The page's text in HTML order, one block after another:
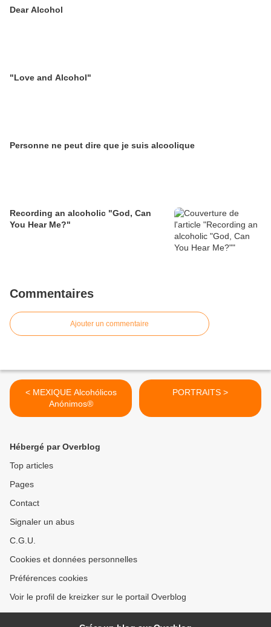
Dear Alcohol
"Love and Alcohol"
Personne ne peut dire que je suis alcoolique
Recording an alcoholic "God, Can
You Hear Me?"
Commentaires
Ajouter un commentaire
< MEXIQUE Alcohólicos
Anónimos®
PORTRAITS >
Hébergé par Overblog
Top articles
Pages
Contact
Signaler un abus
C.G.U.
Cookies et données personnelles
Préférences cookies
Voir le profil de kreizker sur le portail Overblog